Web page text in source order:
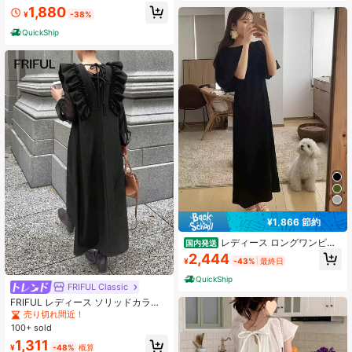
¥1,880 -38%
QuickShip
FRIFUL Classic
FRIFUL レディース ソリッドカラー
ファッショナブル シアー 長袖 マキ
シドレス
売り切れ間近！
100+ sold
¥1,311 -48% 概算
¥1,866 節約
国内発送 レディース ロングワンピー
ス パフスリーブ ボリューム袖 エン
ボス 凹凸感 ゆったり 体型カバー 着
痩せ きれいめ 大人可愛い オフィス
カジュアル お呼ばれ 二次会 シワに
なりにくい Iライン マキシ丈 五分袖
ブラック 春夏
¥2,444 -43% 最終日
QuickShip